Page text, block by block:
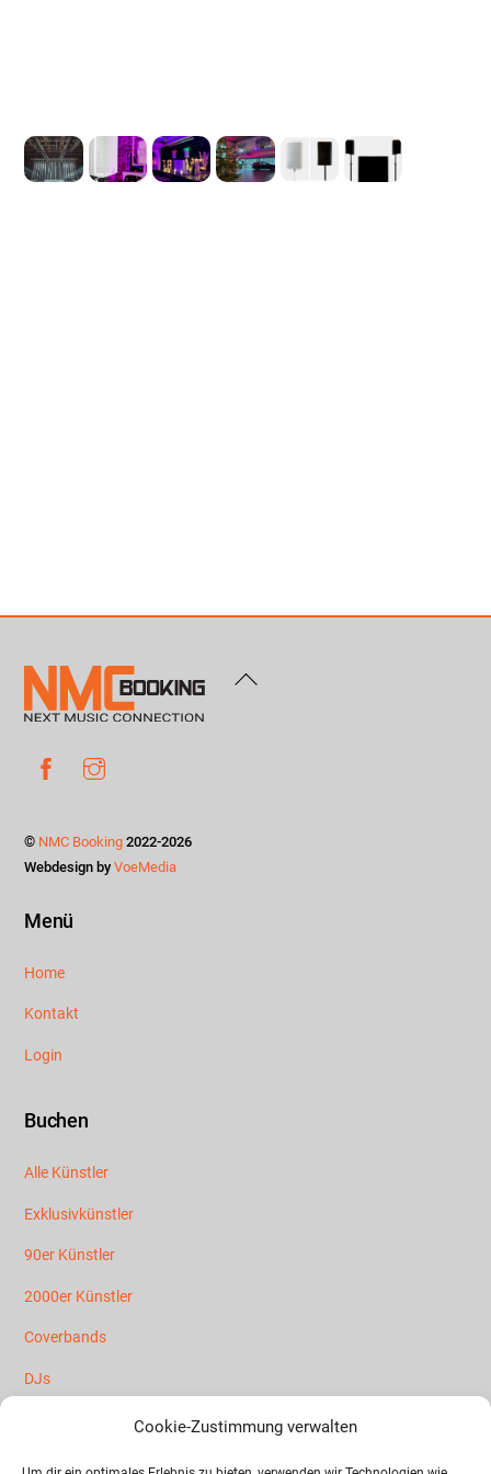
Cookie-Zustimmung verwalten
Back
Facebook
© NMC Booking 2022-2026
Webdesign byVoeMedia
Menü
Home
Kontakt
Login
Buchen
Alle Künstler
Exklusivkünstler
90er Künstler
2000er Künstler
Coverbands
DJs
Mallorca Künstler